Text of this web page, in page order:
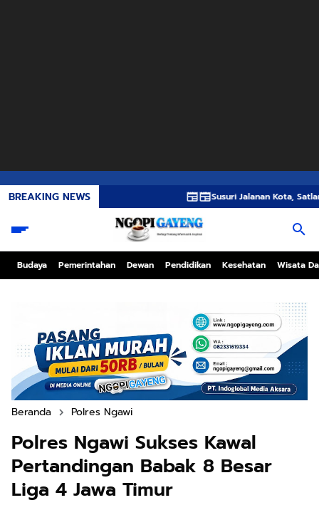
BREAKING NEWS Susuri Jalanan Kota, Satlantas
Budaya Pemerintahan Dewan Pendidikan Kesehatan Wisata
Beranda Polres Ngawi
Polres Ngawi Sukses Kawal
Pertandingan Babak 8 Besar
Liga 4 Jawa Timur